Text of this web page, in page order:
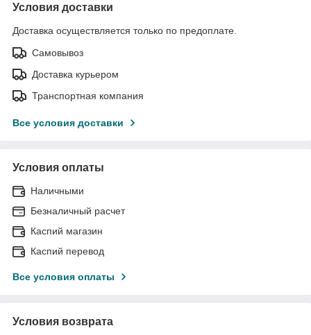
Условия доставки
Доставка осуществляется только по предоплате.
Самовывоз
Доставка курьером
Транспортная компания
Все условия доставки
Условия оплаты
Наличными
Безналичный расчет
Каспий магазин
Каспий перевод
Все условия оплаты
Условия возврата